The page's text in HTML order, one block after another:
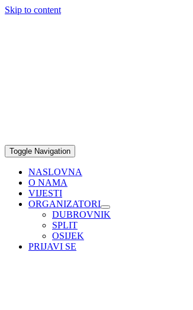
Skip to content
Toggle Navigation
NASLOVNA
O NAMA
VIJESTI
ORGANIZATORI
DUBROVNIK
SPLIT
OSIJEK
PRIJAVI SE